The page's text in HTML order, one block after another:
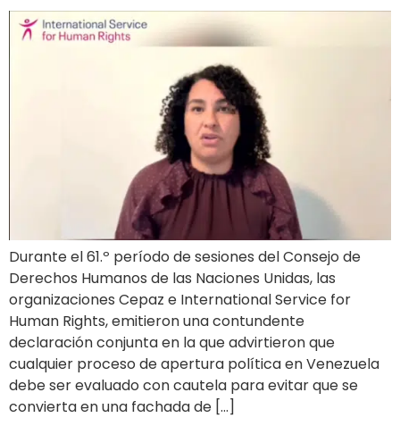
Durante el 61.º período de sesiones del Consejo de
Derechos Humanos de las Naciones Unidas, las
organizaciones Cepaz e International Service for
Human Rights, emitieron una contundente
declaración conjunta en la que advirtieron que
cualquier proceso de apertura política en Venezuela
debe ser evaluado con cautela para evitar que se
convierta en una fachada de […]